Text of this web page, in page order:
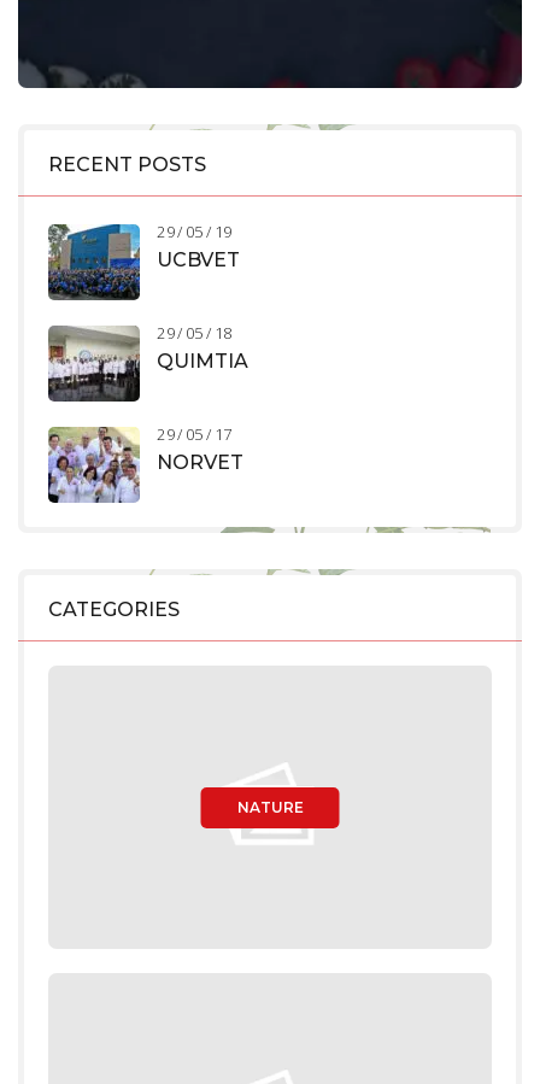
RECENT POSTS
29 / 05 / 19
UCBVET
29 / 05 / 18
QUIMTIA
29 / 05 / 17
NORVET
CATEGORIES
NATURE